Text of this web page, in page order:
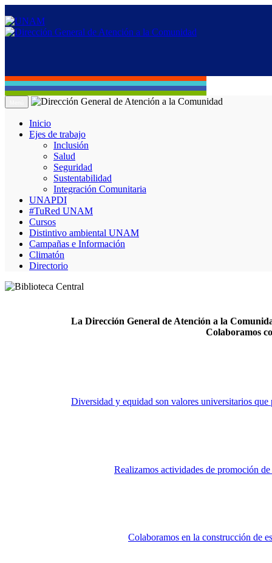
Inicio
Ejes de trabajo
Inclusión
Salud
Seguridad
Sustentabilidad
Integración Comunitaria
UNAPDI
#TuRed UNAM
Cursos
Distintivo ambiental UNAM
Campañas e Información
Climatón
Directorio
La Dirección General de Atención a la
Colaboramos
Diversidad y equidad son valores universitarios que
Realizamos actividades de promoción
Colaboramos en la construcción de